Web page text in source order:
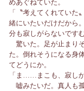
めあぐねていた。
「〝考えてくれていた
緒にいたいだけだから
分も寂しがらないです
驚いた。足が止まり
た。倒れそうになる身
てどうにか。
「ま……まこも、寂し
嘘みたいだ。真人も